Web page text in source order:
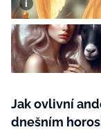
Jak ovlivní
dnešním